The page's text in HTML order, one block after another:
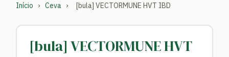
Início › Ceva › [bula] VECTORMUNE HVT IBD
[bula] VECTORMUNE HVT